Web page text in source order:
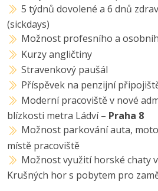
5 týdnů dovolené a 6 dnů
(sickdays)
Možnost profesního a
Kurzy angličtiny
Stravenkový paušál
Příspěvek na penzijní
Moderní pracoviště v nové
blízkosti metra Ládví – Praha 8
Možnost parkování auta,
místě pracoviště
Možnost využití horské chaty
Krušných hor s pobytem pro